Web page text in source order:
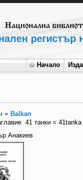
регистър
Начало
= Balkan
41 танки = 41tanka
Анакиев